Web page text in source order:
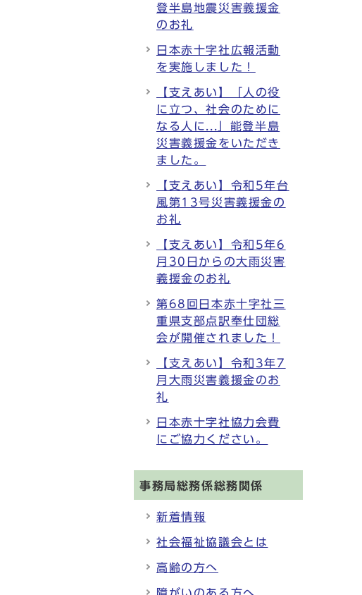
登半島地震災害義援金
のお礼
日本赤十字社広報活動
を実施しました！
【支えあい】「人の役
に立つ、社会のために
なる人に...」能登半島
災害義援金をいただき
ました。
【支えあい】令和5年台
風第13号災害義援金の
お礼
【支えあい】令和5年6
月30日からの大雨災害
義援金のお礼
第68回日本赤十字社三
重県支部点訳奉仕団総
会が開催されました！
【支えあい】令和3年7
月大雨災害義援金のお
礼
日本赤十字社協力会費
にご協力ください。
事務局総務係総務関係
新着情報
社会福祉協議会とは
高齢の方へ